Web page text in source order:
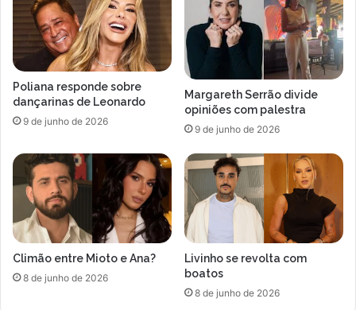
d
e
p
r
s
s
ã
q
s
t
á
e
m
e
c
h
c
o
l
t
ó
s
2
0
Poliana responde sobre
dançarinas de Leonardo
9 de junho de 2026
Margareth Serrão divide
opiniões com palestra
9 de junho de 2026
Climão entre Mioto e Ana?
8 de junho de 2026
Livinho se revolta com
boatos
8 de junho de 2026